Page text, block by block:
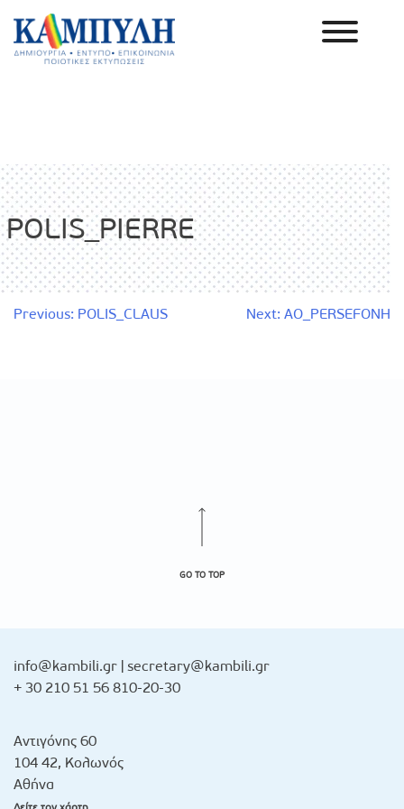
Skip
content
POLIS_PIERRE
Πλοήγηση
Previous: POLIS_CLAUS Next: AO_PERSEFONH
GO TO TOP
info@kambili.gr secretary@kambili.gr
+ 30 210 51 56 810-20-30
Αντιγόνης 60
104 42, Κολωνός
Αθήνα